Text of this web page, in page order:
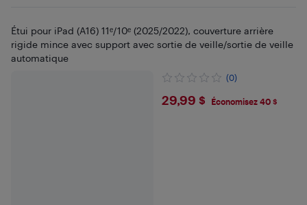
Étui pour iPad (A16) 11ᵉ/10ᵉ (2025/2022), couverture arrière
rigide mince avec support avec sortie de veille/sortie de veille
automatique
(0)
$29.99
29,99 $ Économisez 40 $